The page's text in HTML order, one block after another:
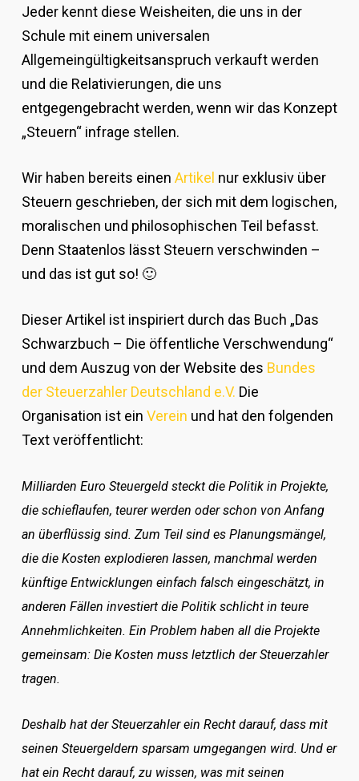
Jeder kennt diese Weisheiten, die uns in der
Schule mit einem universalen
Allgemeingültigkeitsanspruch verkauft werden
und die Relativierungen, die uns
entgegengebracht werden, wenn wir das Konzept
„Steuern“ infrage stellen.
Wir haben bereits einen Artikel nur exklusiv über
Steuern geschrieben, der sich mit dem logischen,
moralischen und philosophischen Teil befasst.
Denn Staatenlos lässt Steuern verschwinden –
und das ist gut so! 🙂
Dieser Artikel ist inspiriert durch das Buch „Das
Schwarzbuch – Die öffentliche Verschwendung“
und dem Auszug von der Website des Bundes
der Steuerzahler Deutschland e.V. Die
Organisation ist ein Verein und hat den folgenden
Text veröffentlicht:
Milliarden Euro Steuergeld steckt die Politik in Projekte,
die schieflaufen, teurer werden oder schon von Anfang
an überflüssig sind. Zum Teil sind es Planungsmängel,
die die Kosten explodieren lassen, manchmal werden
künftige Entwicklungen einfach falsch eingeschätzt, in
anderen Fällen investiert die Politik schlicht in teure
Annehmlichkeiten. Ein Problem haben all die Projekte
gemeinsam: Die Kosten muss letztlich der Steuerzahler
tragen.
Deshalb hat der Steuerzahler ein Recht darauf, dass mit
seinen Steuergeldern sparsam umgegangen wird. Und er
hat ein Recht darauf, zu wissen, was mit seinen